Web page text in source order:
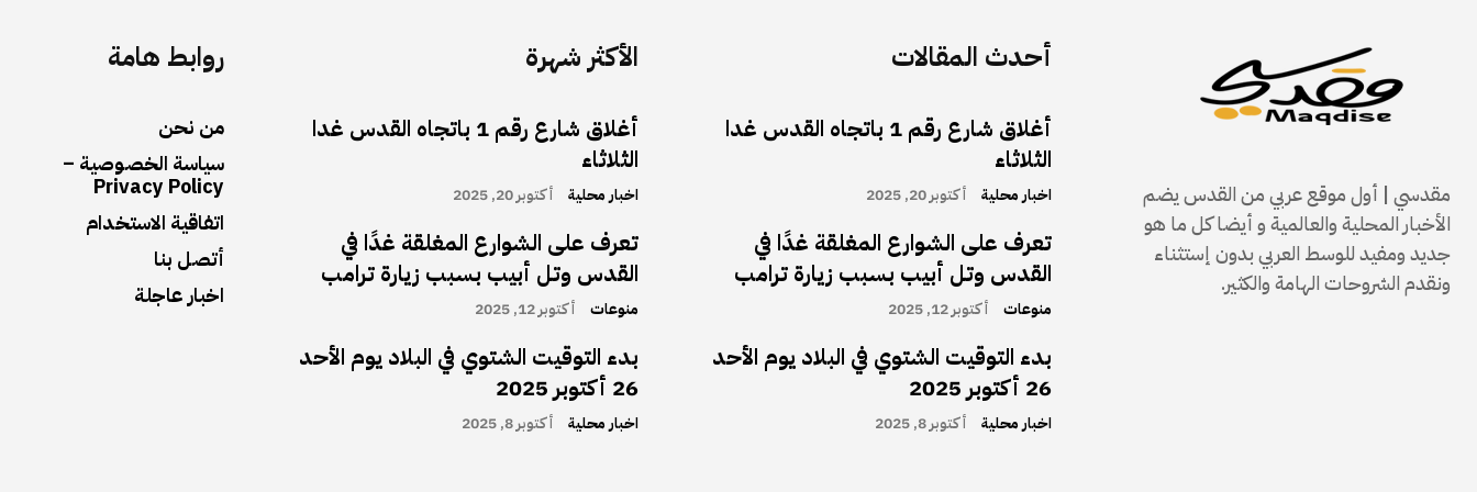
روابط هامة
من نحن
سياسة الخصوصية –
Privacy Policy
اتفاقية الاستخدام
أتصل بنا
اخبار عاجلة
الأكثر شهرة
أغلاق شارع رقم 1 باتجاه القدس غدا
الثلاثاء
اخبار محلية أكتوبر 20, 2025
تعرف على الشوارع المغلقة غدًا في
القدس وتل أبيب بسبب زيارة ترامب
منوعات أكتوبر 12, 2025
بدء التوقيت الشتوي في البلاد يوم الأحد
26 أكتوبر 2025
اخبار محلية أكتوبر 8, 2025
أحدث المقالات
أغلاق شارع رقم 1 باتجاه القدس غدا
الثلاثاء
اخبار محلية أكتوبر 20, 2025
تعرف على الشوارع المغلقة غدًا في
القدس وتل أبيب بسبب زيارة ترامب
منوعات أكتوبر 12, 2025
بدء التوقيت الشتوي في البلاد يوم الأحد
26 أكتوبر 2025
اخبار محلية أكتوبر 8, 2025
مقدسي | أول موقع عربي من القدس يضم
الأخبار المحلية والعالمية و أيضا كل ما هو
جديد ومفيد للوسط العربي بدون إستثناء
ونقدم الشروحات الهامة والكثير.